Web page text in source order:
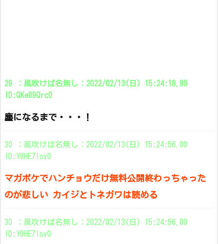
29 ：風吹けば名無し：2022/02/13(日) 15:24:18.99
ID:QKe89Qrc0
塵になるまで・・・！
30 ：風吹けば名無し：2022/02/13(日) 15:24:56.00
ID:Y9HE7Isy0
マガポケでハンチョウだけ無料公開終わっちゃった
のが悲しい カイジとトネガワは読める
30 ：風吹けば名無し：2022/02/13(日) 15:24:56.00
ID:Y9HE7Isy0